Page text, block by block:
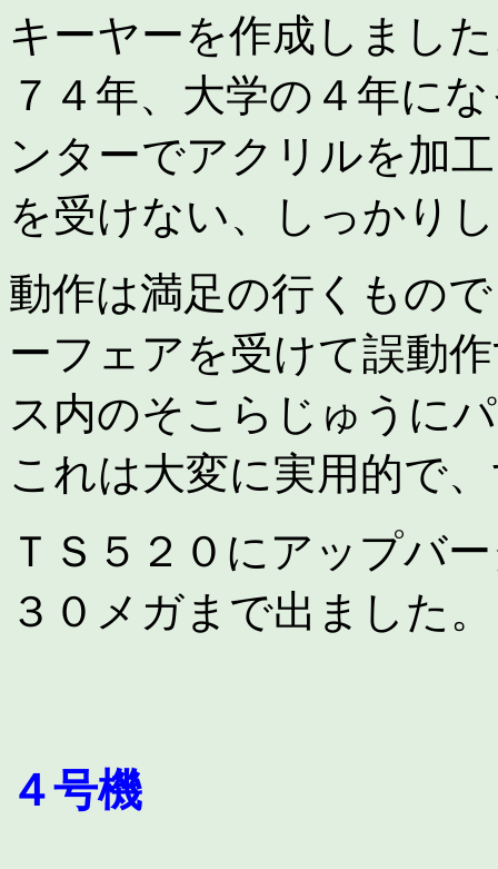
キーヤーを作成しまし
７４年、大学の４年に
ンターでアクリルを加
を受けない、しっかり
動作は満足の行くもの
ーフェアを受けて誤動
ス内のそこらじゅうに
これは大変に実用的で
ＴＳ５２０にアップバ
３０メガまで出まし
４号機